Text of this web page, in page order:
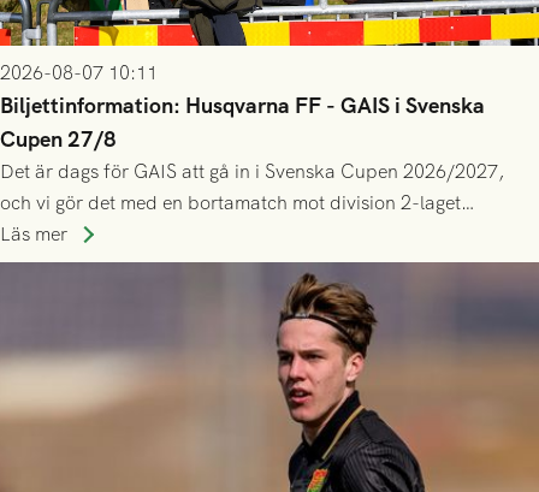
2026-08-07 10:11
Biljettinformation: Husqvarna FF - GAIS i Svenska
Cupen 27/8
Det är dags för GAIS att gå in i Svenska Cupen 2026/2027,
och vi gör det med en bortamatch mot division 2-laget
Husqvarna FF. Häng med och stötta grönsvart på plats!
Läs mer